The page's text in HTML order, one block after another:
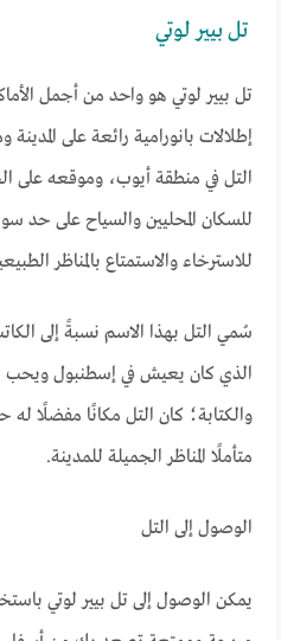
تل بيير لوتي
تل بيير لوتي هو واحد من أجمل
إطلالات بانورامية رائعة على
التل في منطقة أيوب، وموقعه على
للسكان المحليين والسياح على حد
للاسترخاء والاستمتاع بالمناظر
سُمي التل بهذا الاسم نسبةً إلى
الذي كان يعيش في إسطنبول ويحب
والكتابة؛ كان التل مكانًا مفضلًا
متأملًا المناظر الجميلة للمدينة.
الوصول إلى التل
يمكن الوصول إلى تل بيير لوتي